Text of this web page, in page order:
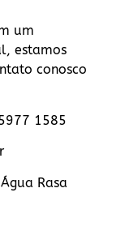
um
estamos
conosco
1585
Rasa